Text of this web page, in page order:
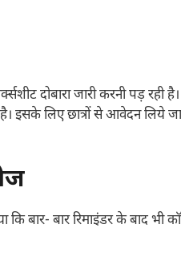
दोबारा जारी करनी पड़ रही
है। इसके लिए छात्रों से आवेदन लिये
कि बार- बार रिमाइंडर के बाद भी